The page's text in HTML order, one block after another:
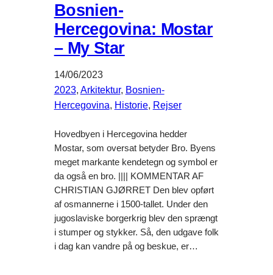
Bosnien-
Hercegovina: Mostar
– My Star
14/06/2023
2023, Arkitektur, Bosnien-
Hercegovina, Historie, Rejser
Hovedbyen i Hercegovina hedder
Mostar, som oversat betyder Bro. Byens
meget markante kendetegn og symbol er
da også en bro. |||| KOMMENTAR AF
CHRISTIAN GJØRRET Den blev opført
af osmannerne i 1500-tallet. Under den
jugoslaviske borgerkrig blev den sprængt
i stumper og stykker. Så, den udgave folk
i dag kan vandre på og beskue, er…